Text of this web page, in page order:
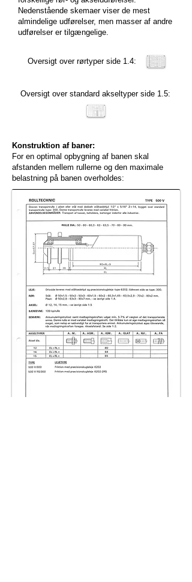
Nedenstående skemaer viser de mest
almindelige udførelser, men masser af andre
udførelser er tilgængelige.
Oversigt over rørtyper side 1.4:
Oversigt over standard akseltyper side 1.5:
Konstruktion af baner:
For en optimal opbygning af banen skal
afstanden mellem rullerne og den maximale
belastning på banen overholdes: